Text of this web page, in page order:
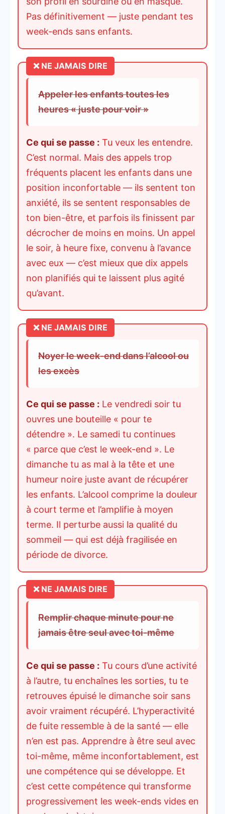
Pas définitivement — juste pendant tes
week-ends sans enfants.
Appeler les enfants toutes les
heures « juste pour voir »
Ce qui se passe : Tu veux les entendre.
C’est normal. Mais des appels trop
fréquents placent les enfants dans une
position inconfortable — ils sentent ton
anxiété, ils se sentent responsables de
ton bien-être, et parfois ils finissent par
décrocher de moins en moins. Un appel
le soir, à heure fixe, convenu à l’avance
avec eux — c’est mieux que dix appels
non planifiés qui te laissent plus agité
qu’avant.
Noyer le week-end dans l’alcool ou
les excès
Ce qui se passe : Le vendredi soir tu
ouvres une bouteille « pour te
détendre ». Le samedi tu continues
« parce que c’est le week-end ». Le
dimanche tu as mal à la tête et une
humeur noire juste avant de récupérer
les enfants. L’alcool comprime la douleur
à court terme et l’amplifie à moyen
terme. Il perturbe aussi la qualité du
sommeil — qui est déjà fragilisée en
période de divorce.
Remplir chaque minute pour ne
jamais être seul avec toi-même
Ce qui se passe : Tu cours d’une activité
à l’autre, tu enchaînes les sorties, tu te
retrouves épuisé le dimanche soir sans
avoir vraiment récupéré. L’hyperactivité
de fuite ressemble à de la santé — elle
n’en est pas. Apprendre à être seul avec
toi-même, même inconfortablement, est
une compétence qui se développe. Et
c’est cette compétence qui transforme
progressivement les week-ends vides en